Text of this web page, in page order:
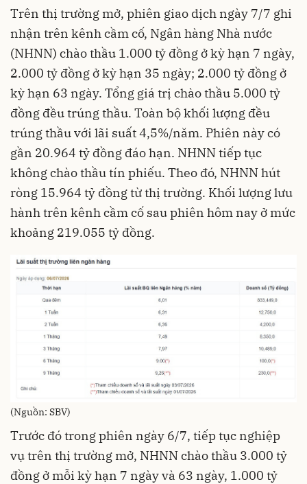
Trên thị trường mở, phiên giao dịch ngày 7/7 ghi
nhận trên kênh cầm cố, Ngân hàng Nhà nước
(NHNN) chào thầu 1.000 tỷ đồng ở kỳ hạn 7 ngày,
2.000 tỷ đồng ở kỳ hạn 35 ngày; 2.000 tỷ đồng ở
kỳ hạn 63 ngày. Tổng giá trị chào thầu 5.000 tỷ
đồng đều trúng thầu. Toàn bộ khối lượng đều
trúng thầu với lãi suất 4,5%/năm. Phiên này có
gần 20.964 tỷ đồng đáo hạn. NHNN tiếp tục
không chào thầu tín phiếu. Theo đó, NHNN hút
ròng 15.964 tỷ đồng từ thị trường. Khối lượng lưu
hành trên kênh cầm cố sau phiên hôm nay ở mức
khoảng 219.055 tỷ đồng.
(Nguồn: SBV)
Trước đó trong phiên ngày 6/7, tiếp tục nghiệp
vụ trên thị trường mở, NHNN chào thầu 3.000 tỷ
đồng ở mỗi kỳ hạn 7 ngày và 63 ngày, 1.000 tỷ